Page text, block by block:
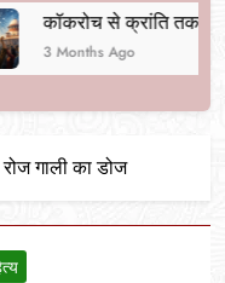
से क्रांति तक
Months Ago
रोज गाली का डोज